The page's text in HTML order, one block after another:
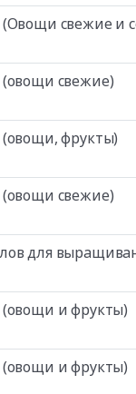
свежие и
(овощи свежие)
(овощи, фрукты)
(овощи свежие)
для
(овощи и фрукты)
(овощи и фрукты)